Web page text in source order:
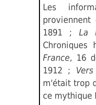
Les
proviennent
1891 ; La
France, 16
1912 ;
m'était trop
ce mythique